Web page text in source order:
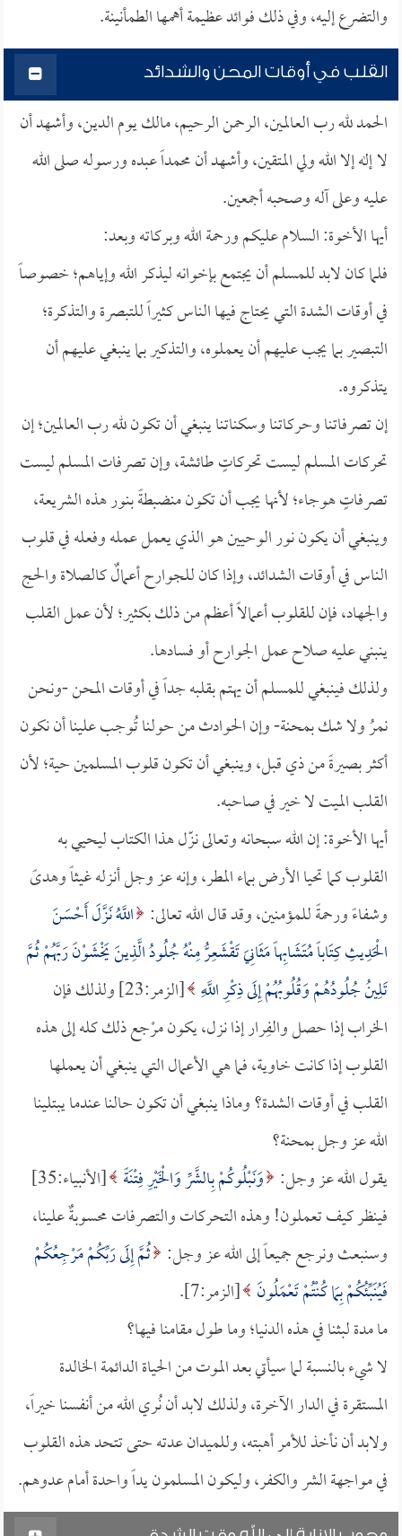
والتضرع إليه، وفي ذلك فوائد عظيمة أهمها الطمأنينة.
القلب في أوقات المحن والشدائد
الحمد لله رب العالمين، الرحمن الرحيم، مالك يوم الدين، وأشهد أن
لا إله إلا الله ولي المتقين، وأشهد أن محمداً عبده ورسوله صلى الله
عليه وعلى آله وصحبه أجمعين.
أيها الأخوة: السلام عليكم ورحمة الله وبركاته وبعد:
فلما كان لابد للمسلم أن يجتمع بإخوانه ليذكر الله وإياهم؛ خصوصاً
في أوقات الشدة التي يحتاج فيها الناس كثيراً للتبصرة والتذكرة؛
التبصير بما يجب عليهم أن يعملوه، والتذكير بما ينبغي عليهم أن
يتذكروه.
إن تصرفاتنا وحركاتنا وسكناتنا ينبغي أن تكون لله رب العالمين؛ إن
تحركات المسلم ليست تحركاتٍ طائشة، وإن تصرفات المسلم ليست
تصرفاتٍ هوجاء؛ لأنها يجب أن تكون منضبطةً بنور هذه الشريعة،
وينبغي أن يكون نور الوحيين هو الذي يعمل عمله وفعله في قلوب
الناس في أوقات الشدائد، وإذا كان للجوارح أعمالٌ كالصلاة والحج
والجهاد، فإن للقلوب أعمالاً أعظم من ذلك بكثير؛ لأن عمل القلب
ينبني عليه صلاح عمل الجوارح أو فسادها.
ولذلك فينبغي للمسلم أن يهتم بقلبه جداً في أوقات المحن -ونحن
نمرُ ولا شك بمحنة- وإن الحوادث من حولنا تُوجب علينا أن نكون
أكثر بصيرةً من ذي قبل، وينبغي أن تكون قلوب المسلمين حية؛ لأن
القلب الميت لا خير في صاحبه.
أيها الأخوة: إن الله سبحانه وتعالى نزّل هذا الكتاب ليحيي به
القلوب كما تحيا الأرض بماء المطر، وإنه عز وجل أنزله غيثاً وهدىً
وشفاءً ورحمةً للمؤمنين، وقد قال الله تعالى: اللَّهُ نَزَّلَ أَحْسَنَ
الْحَدِيثِ كِتَاباً مُتَشَابِهاً مَثَانِيَ تَقْشَعِرُّ مِنْهُ جُلُودُ الَّذِينَ يَخْشَوْنَ رَبَّهُمْ ثُمَّ
تَلِينُ جُلُودُهُمْ وَقُلُوبُهُمْ إِلَى ذِكْرِ اللَّهِ
[الزمر:23] ولذلك فإن
الخراب إذا حصل والفِرار إذا نزل، يكون مرْجع ذلك كله إلى هذه
القلوب إذا كانت خاوية، فما هي الأعمال التي ينبغي أن يعملها
القلب في أوقات الشدة؟ وماذا ينبغي أن تكون حالنا عندما يبتلينا
الله عز وجل بمحنة؟
يقول الله عز وجل: وَنَبْلُوكُمْ بِالشَّرِّ وَالْخَيْرِ فِتْنَةً
[الأنبياء:35]
فينظر كيف تعملون! وهذه التحركات والتصرفات محسوبةٌ علينا،
وسنبعث ونرجع جميعاً إلى الله عز وجل: ثُمَّ إِلَى رَبِّكُمْ مَرْجِعُكُمْ
فَيُنَبِّئُكُمْ بِمَا كُنْتُمْ تَعْمَلُونَ [الزمر:7].
ما مدة لبثنا في هذه الدنيا؛ وما طول مقامنا فيها؟
لا شيء بالنسبة لما سيأتي بعد الموت من الحياة الدائمة الخالدة
المستقرة في الدار الآخرة، ولذلك لابد أن نُري الله من أنفسنا خيراً،
ولابد أن نأخذ للأمر أهبته، وللميدان عدته حتى تتحد هذه القلوب
في مواجهة الشر والكفر، وليكون المسلمون يداً واحدة أمام عدوهم.